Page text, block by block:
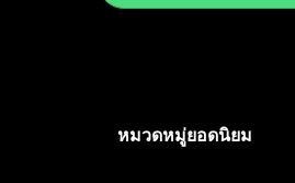
หมวดหมู่ยอดนิยม